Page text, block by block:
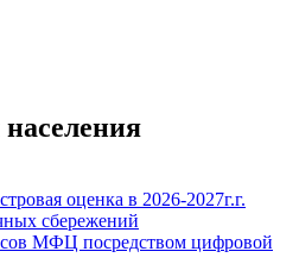
оценка в 2026-2027г.г.
сбережений
МФЦ посредством цифровой